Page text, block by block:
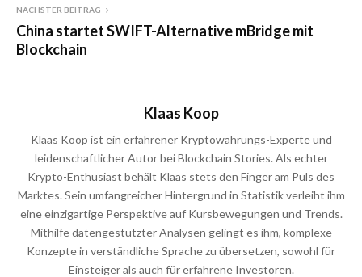
NÄCHSTER BEITRAG
China startet SWIFT-Alternative mBridge mit
Blockchain
Klaas Koop
Klaas Koop ist ein erfahrener Kryptowährungs-Experte und
leidenschaftlicher Autor bei Blockchain Stories. Als echter
Krypto-Enthusiast behält Klaas stets den Finger am Puls des
Marktes. Sein umfangreicher Hintergrund in Statistik verleiht ihm
eine einzigartige Perspektive auf Kursbewegungen und Trends.
Mithilfe datengestützter Analysen gelingt es ihm, komplexe
Konzepte in verständliche Sprache zu übersetzen, sowohl für
Einsteiger als auch für erfahrene Investoren.